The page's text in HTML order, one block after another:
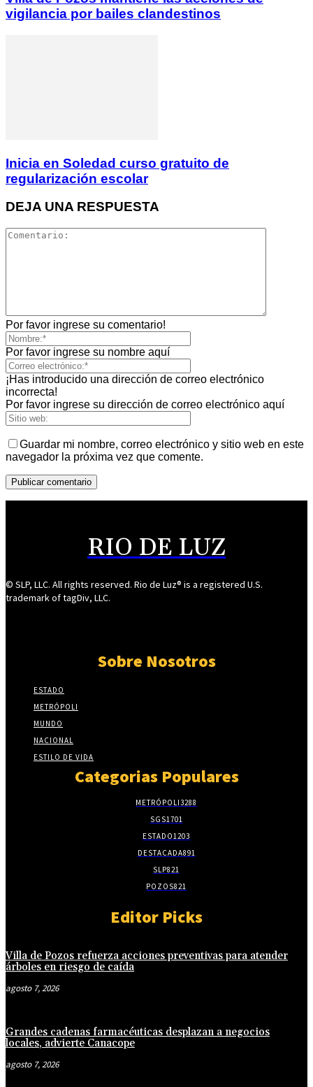
vigilancia por bailes clandestinos
Inicia en Soledad curso gratuito de
regularización escolar
DEJA UNA RESPUESTA
Por favor ingrese su comentario!
Por favor ingrese su nombre aquí
¡Has introducido una dirección de correo electrónico
incorrecta!
Por favor ingrese su dirección de correo electrónico aquí
Guardar mi nombre, correo electrónico y sitio web en este
navegador la próxima vez que comente.
RIO DE LUZ
© SLP, LLC. All rights reserved. Rio de Luz® is a registered U.S.
trademark of tagDiv, LLC.
Sobre Nosotros
ESTADO
METRÓPOLI
MUNDO
NACIONAL
ESTILO DE VIDA
Categorias Populares
METRÓPOLI3288
SGS1701
ESTADO1203
DESTACADA891
SLP821
POZOS821
Editor Picks
Villa de Pozos refuerza acciones preventivas para atender
árboles en riesgo de caída
agosto 7, 2026
Grandes cadenas farmacéuticas desplazan a negocios
locales, advierte Canacope
agosto 7, 2026